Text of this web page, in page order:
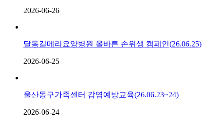
2026-06-26
달동길메리요양병원 올바른 손위생 캠페인(26.06.25)
2026-06-25
울산동구가족센터 감염예방교육(26.06.23~24)
2026-06-24